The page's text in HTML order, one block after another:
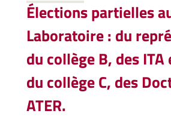
Élections partielles
Laboratoire : du
du collège B, des ITA
du collège C, des
ATER.